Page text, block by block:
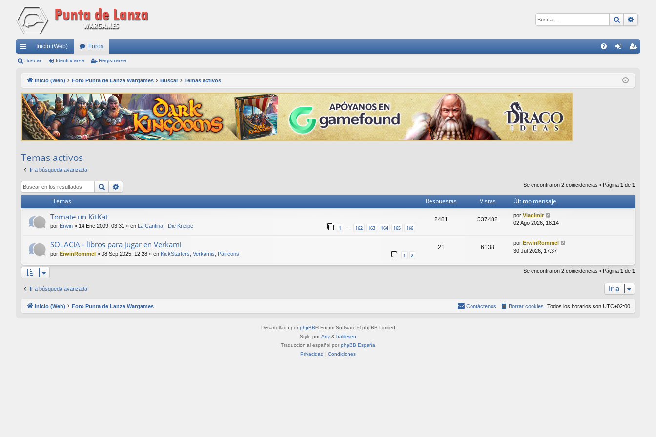
Buscar
nl
rá
pi
do
Inicio (Web) Foros
ist
Buscar Identificarse Registrarse
Inicio (Web) Foro Punta de Lanza Wargames Buscar Temas activos
Temas activos
Ir a búsqueda avanzada
Buscar Se encontraron 2 coincidencias • Página 1 de 1
Temas Respuestas Vistas Último mensaje
Tomate un KitKat
por Erwin » 14 Ene 2009, 03:31 » en La Cantina - Die Kneipe 1 162 163 164 165 166
2481 537482
por Vladimir
02 Ago 2026, 18:14
SOLACIA - libros para jugar en Verkami
por ErwinRommel » 08 Sep 2025, 12:28 » en KickStarters, Verkamis, Patreons 1 2
21 6138
por ErwinRommel
30 Jul 2026, 17:37
Se encontraron 2 coincidencias • Página 1 de 1
Ir a búsqueda avanzada Ir a
Inicio (Web) Foro Punta de Lanza Wargames Todos los horarios son UTC+02:00
Borrar cookies
Contáctenos
Desarrollado por phpBB® Forum Software © phpBB Limited
Style por Arty & halilesen
Traducción al español por phpBB España
Privacidad | Condiciones